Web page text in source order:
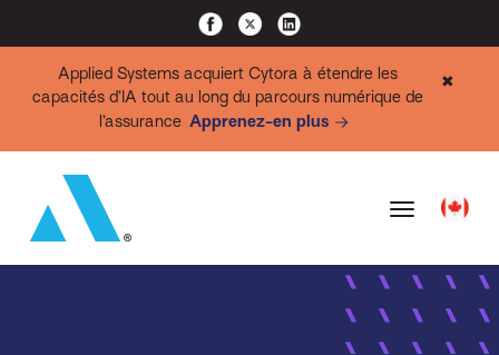
Applied Systems acquiert Cytora à étendre les
capacités d’IA tout au long du parcours numérique de
l’assurance Apprenez-en plus
✖